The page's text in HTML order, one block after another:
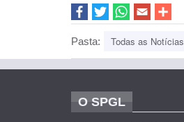
Pasta: Todas as Notícias
O SPGL